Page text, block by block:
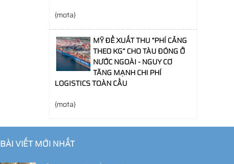
{mota}
MỸ ĐỀ XUẤT THU “PHÍ CẢNG
THEO KG” CHO TÀU ĐÓNG Ở
NƯỚC NGOÀI - NGUY CƠ
TĂNG MẠNH CHI PHÍ
LOGISTICS TOÀN CẦU
{mota}
BÀI VIẾT MỚI NHẤT